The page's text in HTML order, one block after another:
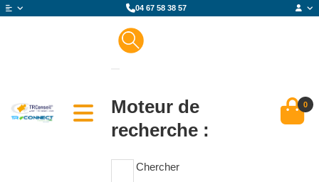
04 67 58 38 57
Moteur de
recherche :
Chercher
0